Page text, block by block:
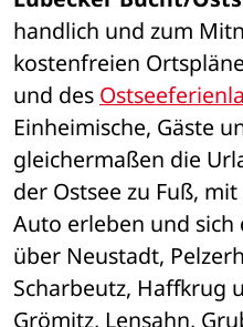
handlich und zum
kostenfreien
und des
Einheimische, Gäste
gleichermaßen die
der Ostsee zu Fuß,
Auto erleben und
über Neustadt,
Scharbeutz, Haffkrug
Grömitz, Lensahn,